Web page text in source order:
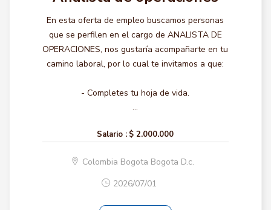
En esta oferta de empleo buscamos personas
que se perfilen en el cargo de ANALISTA DE
OPERACIONES, nos gustaría acompañarte en tu
camino laboral, por lo cual te invitamos a que:
- Completes tu hoja de vida.
...
Salario : $ 2.000.000
Colombia Bogota Bogota D.c.
2026/07/01